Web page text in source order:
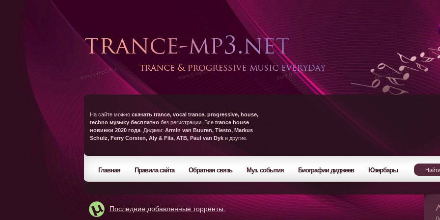
На сайте можно скачать trance, vocal trance, progressive, house,
techno музыку бесплатно без регистрации. Все trance house
новинки 2020 года . Диджеи: Armin van Buuren, Tiesto, Markus
Schulz, Ferry Corsten, Aly & Fila, ATB, Paul van Dyk и другие.
Главная Правила сайта Обратная связь Муз. события Биографии диджеев Юзербары
Последние добавленные торренты: